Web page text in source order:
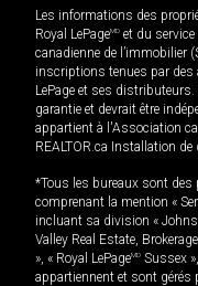
Les informations des
Royal LePageMD et du
canadienne de l’immobilier
inscriptions tenues par des
LePage et ses
garantie et devrait être
appartient à l'Association
REALTOR.ca Installation
*Tous les bureaux sont des
comprenant la mention «
incluant sa division «
Valley Real Estate,
», « Royal LePageMD Sussex
appartiennent et sont gérés